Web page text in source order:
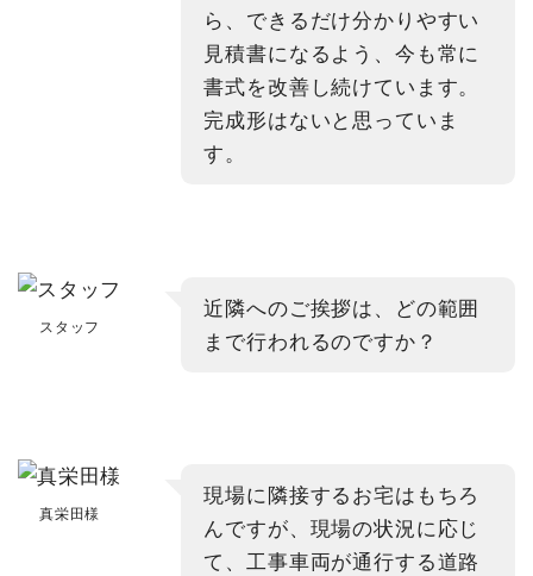
ら、できるだけ分かりやすい
見積書になるよう、今も常に
書式を改善し続けています。
完成形はないと思っていま
す。
スタッフ
近隣へのご挨拶は、どの範囲
まで行われるのですか？
真栄田様
現場に隣接するお宅はもちろ
んですが、現場の状況に応じ
て、工事車両が通行する道路